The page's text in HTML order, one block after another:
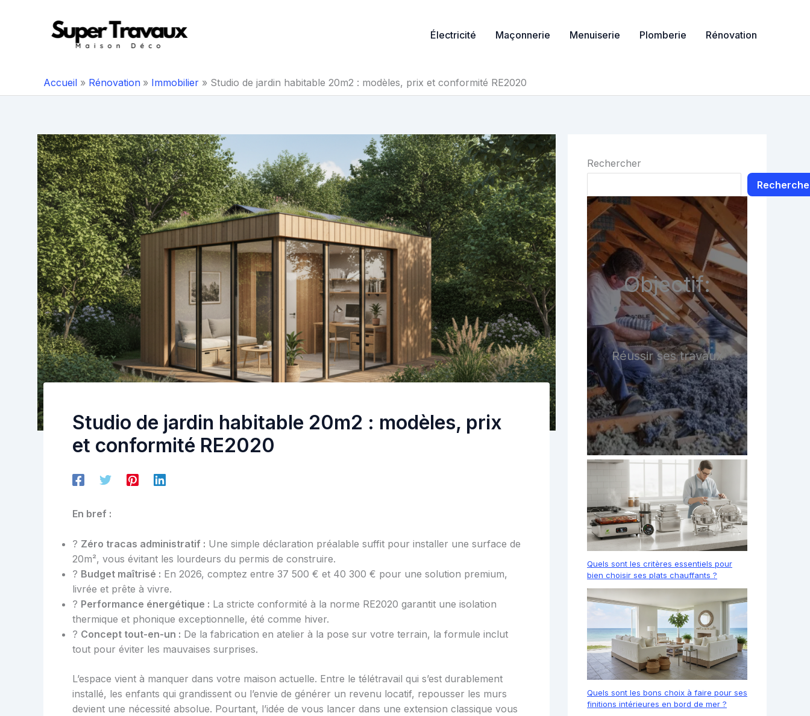
Électricité Maçonnerie Menuiserie Plomberie Rénovation
Accueil Rénovation Immobilier Studio de jardin habitable 20m2 : modèles, prix et conformité RE2020
Studio de jardin habitable 20m2 : modèles, prix
et conformité RE2020
En bref :
? Zéro tracas administratif : Une simple déclaration préalable suffit pour installer une surface de
20m², vous évitant les lourdeurs du permis de construire.
? Budget maîtrisé : En 2026, comptez entre 37 500 € et 40 300 € pour une solution premium,
livrée et prête à vivre.
? Performance énergétique : La stricte conformité à la norme RE2020 garantit une isolation
thermique et phonique exceptionnelle, été comme hiver.
? Concept tout-en-un : De la fabrication en atelier à la pose sur votre terrain, la formule inclut
tout pour éviter les mauvaises surprises.
L’espace vient à manquer dans votre maison actuelle. Entre le télétravail qui s’est durablement
installé, les enfants qui grandissent ou l’envie de générer un revenu locatif, repousser les murs
devient une nécessité absolue. Pourtant, l’idée de vous lancer dans une extension classique vous
Rechercher
Objectif:
Réussir ses travaux
Quels sont les critères essentiels pour
bien choisir ses plats chauffants ?
Quels sont les bons choix à faire pour ses
finitions intérieures en bord de mer ?